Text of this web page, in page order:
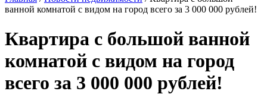
ванной комнатой с видом на город всего за 3 000 000 рублей!
Квартира с большой ванной
комнатой с видом на город
всего за 3 000 000 рублей!